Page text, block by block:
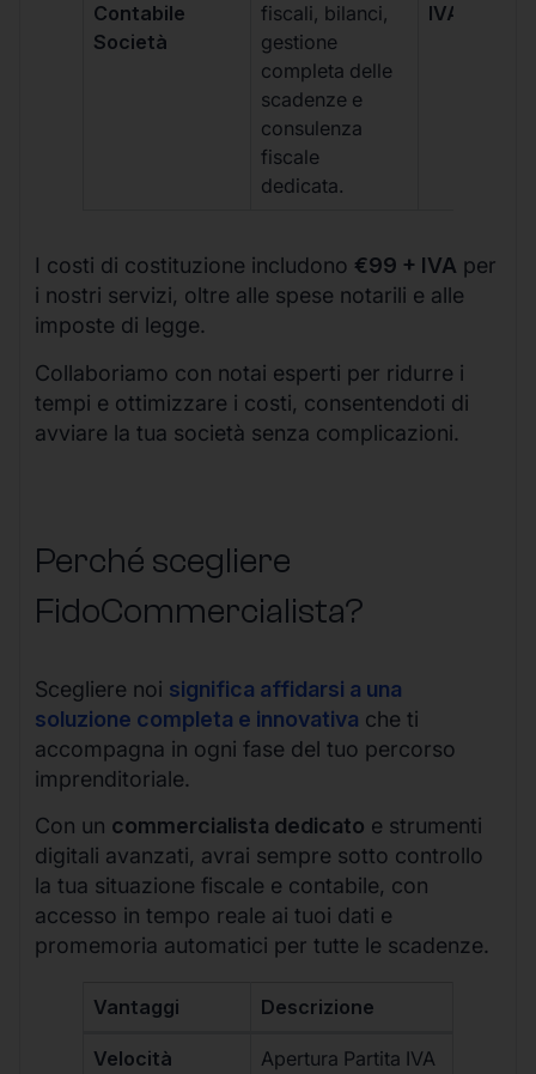
Contabile
Società
fiscali, bilanci,
gestione
completa delle
scadenze e
consulenza
fiscale
dedicata.
IVA/
I costi di costituzione includono €99 + IVA per
i nostri servizi, oltre alle spese notarili e alle
imposte di legge.
Collaboriamo con notai esperti per ridurre i
tempi e ottimizzare i costi, consentendoti di
avviare la tua società senza complicazioni.
Perché scegliere
FidoCommercialista?
Scegliere noi significa affidarsi a una
soluzione completa e innovativa che ti
accompagna in ogni fase del tuo percorso
imprenditoriale.
Con un commercialista dedicato e strumenti
digitali avanzati, avrai sempre sotto controllo
la tua situazione fiscale e contabile, con
accesso in tempo reale ai tuoi dati e
promemoria automatici per tutte le scadenze.
Vantaggi Descrizione
Velocità
Apertura Partita IVA